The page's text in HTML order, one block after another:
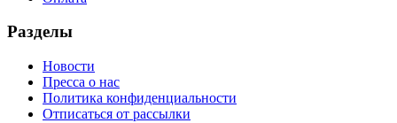
Разделы
Новости
Пресса о нас
Политика конфиденциальности
Отписаться от рассылки